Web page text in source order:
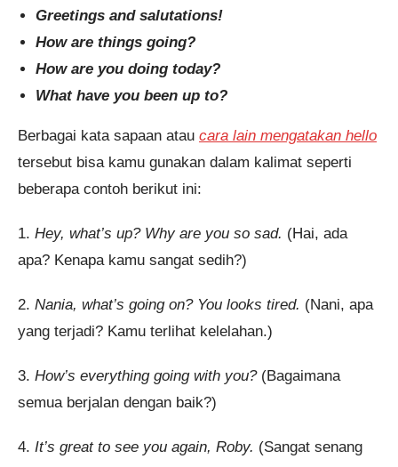
Greetings and salutations!
How are things going?
How are you doing today?
What have you been up to?
Berbagai kata sapaan atau cara lain mengatakan hello
tersebut bisa kamu gunakan dalam kalimat seperti
beberapa contoh berikut ini:
1. Hey, what’s up? Why are you so sad. (Hai, ada
apa? Kenapa kamu sangat sedih?)
2. Nania, what’s going on? You looks tired. (Nani, apa
yang terjadi? Kamu terlihat kelelahan.)
3. How’s everything going with you?(Bagaimana
semua berjalan dengan baik?)
4. It’s great to see you again, Roby. (Sangat senang